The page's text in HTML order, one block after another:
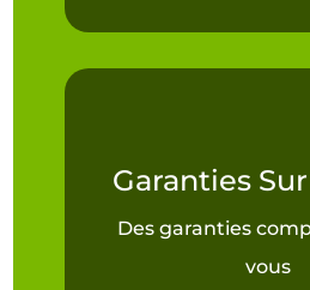
Garanties
Des garanties
vous